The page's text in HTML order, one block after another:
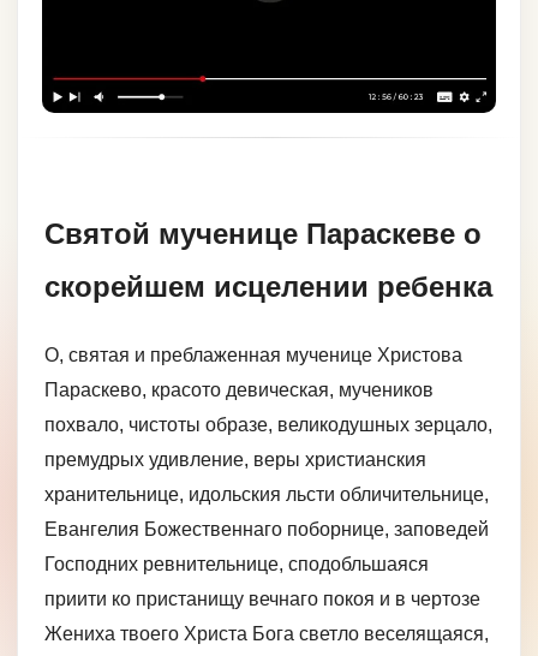
Святой мученице Параскеве о
скорейшем исцелении ребенка
О, святая и преблаженная мученице Христова
Параскево, красото девическая, мучеников
похвало, чистоты образе, великодушных зерцало,
премудрых удивление, веры христианския
хранительнице, идольския льсти обличительнице,
Евангелия Божественнаго поборнице, заповедей
Господних ревнительнице, сподобльшаяся
приити ко пристанищу вечнаго покоя и в чертозе
Жениха твоего Христа Бога светло веселящаяся,